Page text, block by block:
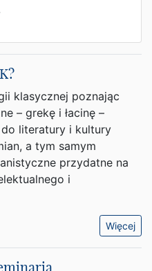
klasycznej poznając
– grekę i łacinę –
literatury i kultury
a tym samym
przydatne na
i
Więcej